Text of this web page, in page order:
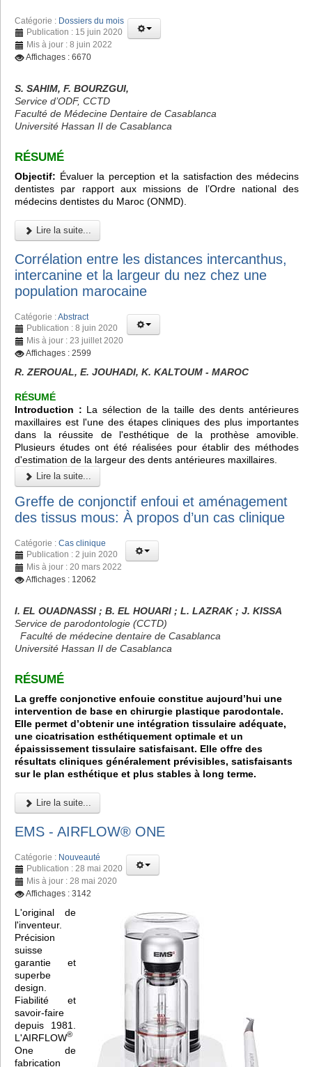
Catégorie : Dossiers du mois
Publication : 15 juin 2020
Mis à jour : 8 juin 2022
Affichages : 6670
S. SAHIM, F. BOURZGUI,
Service d’ODF, CCTD
Faculté de Médecine Dentaire de Casablanca
Université Hassan II de Casablanca
RÉSUMÉ
Objectif: Évaluer la perception et la satisfaction des médecins
dentistes par rapport aux missions de l’Ordre national des
médecins dentistes du Maroc (ONMD).
Lire la suite...
Corrélation entre les distances intercanthus,
intercanine et la largeur du nez chez une
population marocaine
Catégorie :Abstract
Publication : 8 juin 2020
Mis à jour : 23 juillet 2020
Affichages : 2599
R. ZEROUAL, E. JOUHADI, K. KALTOUM - MAROC
RÉSUMÉ
Introduction : La sélection de la taille des dents antérieures
maxillaires est l'une des étapes cliniques des plus importantes
dans la réussite de l'esthétique de la prothèse amovible.
Plusieurs études ont été réalisées pour établir des méthodes
d'estimation de la largeur des dents antérieures maxillaires.
Lire la suite...
Greffe de conjonctif enfoui et aménagement
des tissus mous: À propos d’un cas clinique
Catégorie : Cas clinique
Publication : 2 juin 2020
Mis à jour : 20 mars 2022
Affichages : 12062
I. EL OUADNASSI ; B. EL HOUARI ; L. LAZRAK ; J. KISSA
Service de parodontologie (CCTD)
Faculté de médecine dentaire de Casablanca
Université Hassan II de Casablanca
RÉSUMÉ
La greffe conjonctive enfouie constitue aujourd’hui une
intervention de base en chirurgie plastique parodontale.
Elle permet d’obtenir une intégration tissulaire adéquate,
une cicatrisation esthétiquement optimale et un
épaississement tissulaire satisfaisant. Elle offre des
résultats cliniques généralement prévisibles, satisfaisants
sur le plan esthétique et plus stables à long terme.
Lire la suite...
EMS - AIRFLOW® ONE
Catégorie : Nouveauté
Publication : 28 mai 2020
Mis à jour : 28 mai 2020
Affichages : 3142
L'original de
l'inventeur.
Précision
suisse
garantie et
superbe
design.
Fiabilité et
savoir-faire
depuis 1981.
L'AIRFLOW®
One de
fabrication